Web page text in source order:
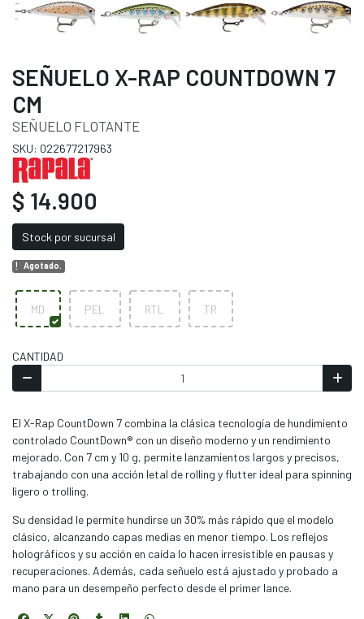
SEÑUELO X-RAP COUNTDOWN 7
CM
SEÑUELO FLOTANTE
SKU: 022677217963
$ 14.900
Stock por sucursal
Agotado.
MD PEL RTL TR
CANTIDAD
El X-Rap CountDown 7 combina la clásica tecnología de hundimiento
controlado CountDown® con un diseño moderno y un rendimiento
mejorado. Con 7 cm y 10 g, permite lanzamientos largos y precisos,
trabajando con una acción letal de rolling y flutter ideal para spinning
ligero o trolling.
Su densidad le permite hundirse un 30% más rápido que el modelo
clásico, alcanzando capas medias en menor tiempo. Los reflejos
holográficos y su acción en caída lo hacen irresistible en pausas y
recuperaciones. Además, cada señuelo está ajustado y probado a
mano para un desempeño perfecto desde el primer lance.